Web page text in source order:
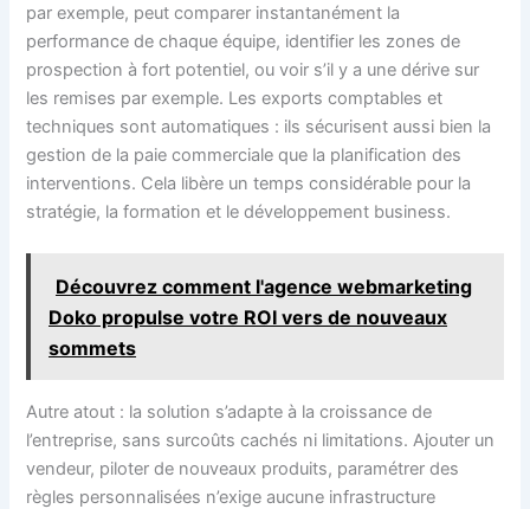
par exemple, peut comparer instantanément la
performance de chaque équipe, identifier les zones de
prospection à fort potentiel, ou voir s’il y a une dérive sur
les remises par exemple. Les exports comptables et
techniques sont automatiques : ils sécurisent aussi bien la
gestion de la paie commerciale que la planification des
interventions. Cela libère un temps considérable pour la
stratégie, la formation et le développement business.
Découvrez comment l'agence webmarketing
Doko propulse votre ROI vers de nouveaux
sommets
Autre atout : la solution s’adapte à la croissance de
l’entreprise, sans surcoûts cachés ni limitations. Ajouter un
vendeur, piloter de nouveaux produits, paramétrer des
règles personnalisées n’exige aucune infrastructure